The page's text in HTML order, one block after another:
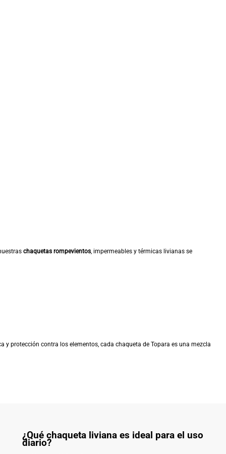
chaquetas rompevientos, impermeables y térmicas livianas se
y protección contra los elementos, cada chaqueta de Topara es una mezcla
¿Qué chaqueta liviana es ideal para el uso
diario?